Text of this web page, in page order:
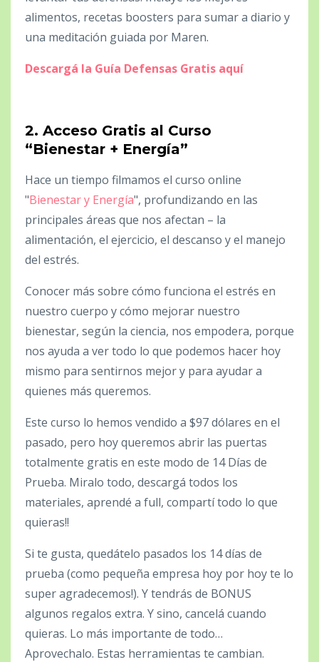
alimentos, recetas boosters para sumar a diario y
una meditación guiada por Maren.
Descargá la Guía Defensas Gratis aquí
2. Acceso Gratis al Curso
“Bienestar + Energía”
Hace un tiempo filmamos el curso online
"Bienestar y Energía", profundizando en las
principales áreas que nos afectan – la
alimentación, el ejercicio, el descanso y el manejo
del estrés.
Conocer más sobre cómo funciona el estrés en
nuestro cuerpo y cómo mejorar nuestro
bienestar, según la ciencia, nos empodera, porque
nos ayuda a ver todo lo que podemos hacer hoy
mismo para sentirnos mejor y para ayudar a
quienes más queremos.
Este curso lo hemos vendido a $97 dólares en el
pasado, pero hoy queremos abrir las puertas
totalmente gratis en este modo de 14 Días de
Prueba. Miralo todo, descargá todos los
materiales, aprendé a full, compartí todo lo que
quieras!!
Si te gusta, quedátelo pasados los 14 días de
prueba (como pequeña empresa hoy por hoy te lo
super agradecemos!). Y tendrás de BONUS
algunos regalos extra. Y sino, cancelá cuando
quieras. Lo más importante de todo…
Aprovechalo. Estas herramientas te cambian.